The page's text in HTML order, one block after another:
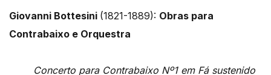
Giovanni Bottesini (1821-1889): Obras para
Contrabaixo e Orquestra
Concerto para Contrabaixo Nº1 em Fá sustenido